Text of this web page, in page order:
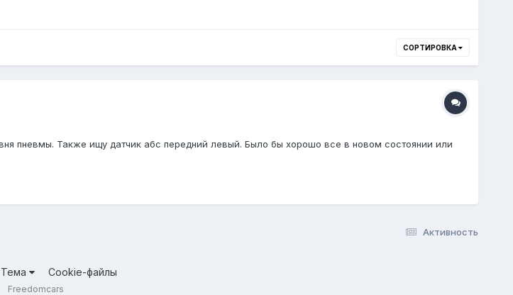
СОРТИРОВКА
пневмы. Также ищу датчик абс передний левый. Было бы хорошо все в новом состоянии или
Активность
Тема Cookie-файлы
Freedomcars